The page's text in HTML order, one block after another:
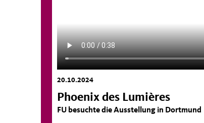
20.10.2024
Phoenix des Lumières
FU besuchte die Ausstellung in Dortmund